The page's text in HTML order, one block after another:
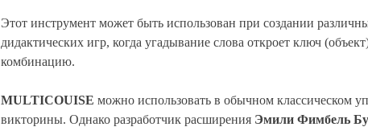
Этот инструмент может быть использован при создании
дидактических игр, когда угадывание слова откроет ключ
комбинацию.
MULTICOUISE можно использовать в обычном классическом
викторины. Однако разработчик расширения Эмили Фимбель